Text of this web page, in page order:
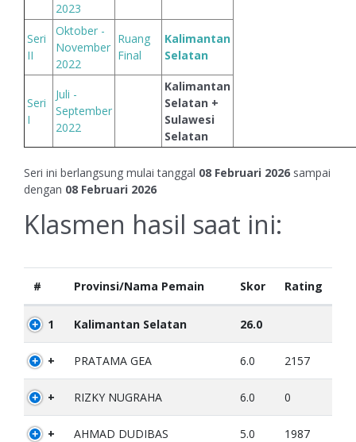
2023
Seri
II
Oktober -
November
2022
Ruang
Final
Kalimantan
Selatan
Seri
I
Juli -
September
2022
Kalimantan
Selatan +
Sulawesi
Selatan
Seri ini berlangsung mulai tanggal 08 Februari 2026 sampai
dengan 08 Februari 2026
Klasmen hasil saat ini:
# Provinsi/Nama Pemain Skor Rating
1 Kalimantan Selatan 26.0
+ PRATAMA GEA 6.0 2157
+ RIZKY NUGRAHA 6.0 0
+ AHMAD DUDIBAS 5.0 1987